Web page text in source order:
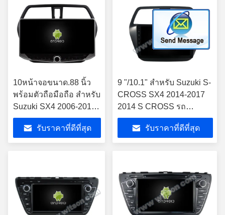
10หน้าจอขนาด.88 นิ้ว
พร้อมตัวถือมือถือ สําหรับ
Suzuki SX4 2006-2013
มัลติมีเดียสเตเรีย
รับราคาที่ดีที่สุด
9 "/10.1" สำหรับ Suzuki S-
CROSS SX4 2014-2017
2014 S CROSS รถ
มัลติมีเดียสเตอริโอ
รับราคาที่ดีที่สุด